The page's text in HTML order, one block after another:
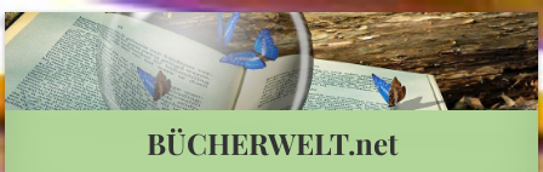
BÜCHERWELT.net